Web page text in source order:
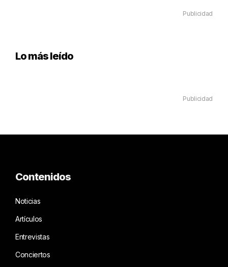
Publicidad
Lo más leído
Publicidad
Contenidos
Noticias
Artículos
Entrevistas
Conciertos